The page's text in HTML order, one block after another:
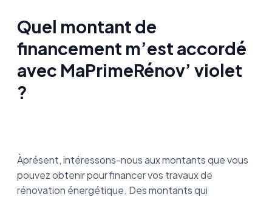
Quel montant de
financement m’est accordé
avec MaPrimeRénov’ violet
?
Àprésent, intéressons-nous aux montants que vous
pouvez obtenir pour financer vos travaux de
rénovation énergétique. Des montants qui